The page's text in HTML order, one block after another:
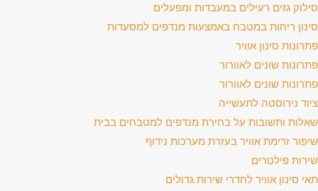
סילוק גזים רעילים במעבדות ומפעלים
סינון ריחות במטבח באמצעות מנדפים למסעדות
פתרונות סינון אוויר
פתרונות שונים לאוורור
פתרונות שונים לאוורור
ציוד נירוסטה לתעשייה
שאלות ותשובות על בחירת מנדפים למטבחים בבית
שיפור זרימת אוויר בעזרת מערכות נידוף
שירות פילטרים
תאי סינון אוויר לחדרי שירות גדולים